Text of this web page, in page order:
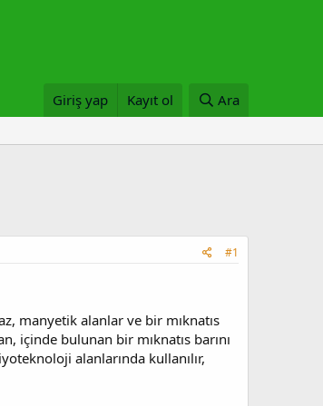
Giriş yap Kayıt ol Ara
#1
manyetik alanlar ve bir mıknatıs
içinde bulunan bir mıknatıs barını
alanlarında kullanılır,